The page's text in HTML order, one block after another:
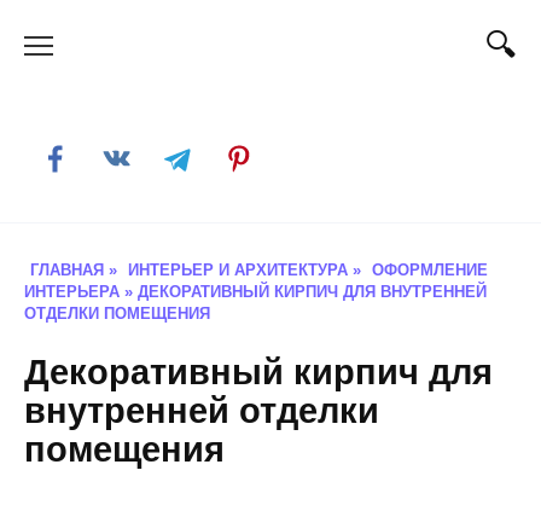
ГЛАВНАЯ » ИНТЕРЬЕР И АРХИТЕКТУРА »
ОФОРМЛЕНИЕ
ИНТЕРЬЕРА » ДЕКОРАТИВНЫЙ КИРПИЧ ДЛЯ ВНУТРЕННЕЙ
ОТДЕЛКИ ПОМЕЩЕНИЯ
Декоративный кирпич для
внутренней отделки
помещения